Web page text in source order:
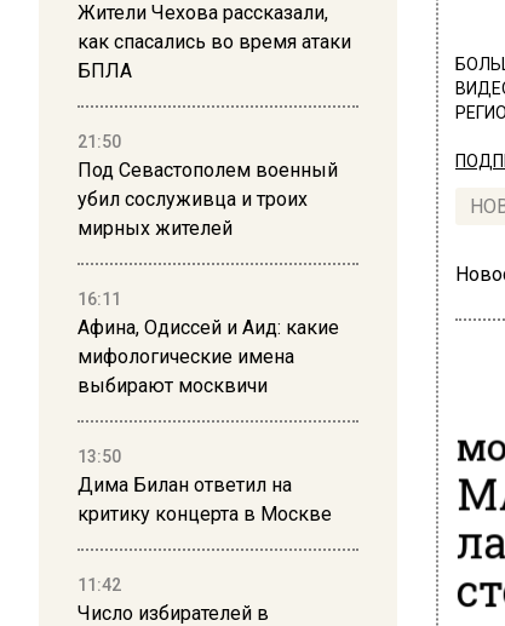
Жители Чехова рассказали,
как спасались во время атаки
БПЛА
21:50
Под Севастополем военный
убил сослуживца и троих
мирных жителей
16:11
Афина, Одиссей и Аид: какие
мифологические имена
выбирают москвичи
13:50
Дима Билан ответил на
критику концерта в Москве
11:42
Число избирателей в